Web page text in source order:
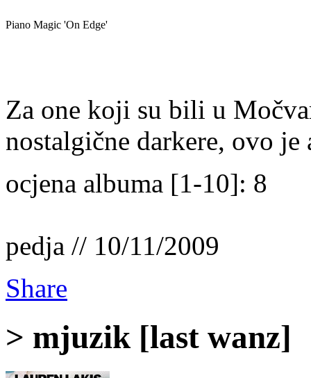
Piano Magic 'On Edge'
Za one koji su bili u
nostalgične darkere, ovo je
ocjena albuma [1-10]: 8
pedja // 10/11/2009
Share
> mjuzik [last wanz]